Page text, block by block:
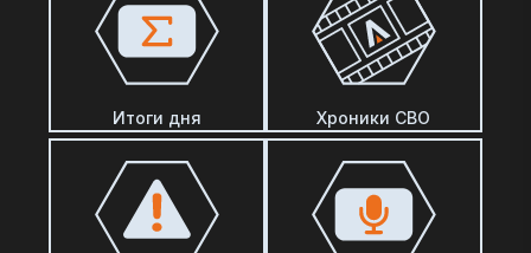
Итоги дня Хроники СВО